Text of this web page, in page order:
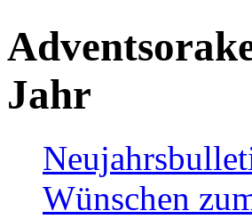
Jahr
Wünschen